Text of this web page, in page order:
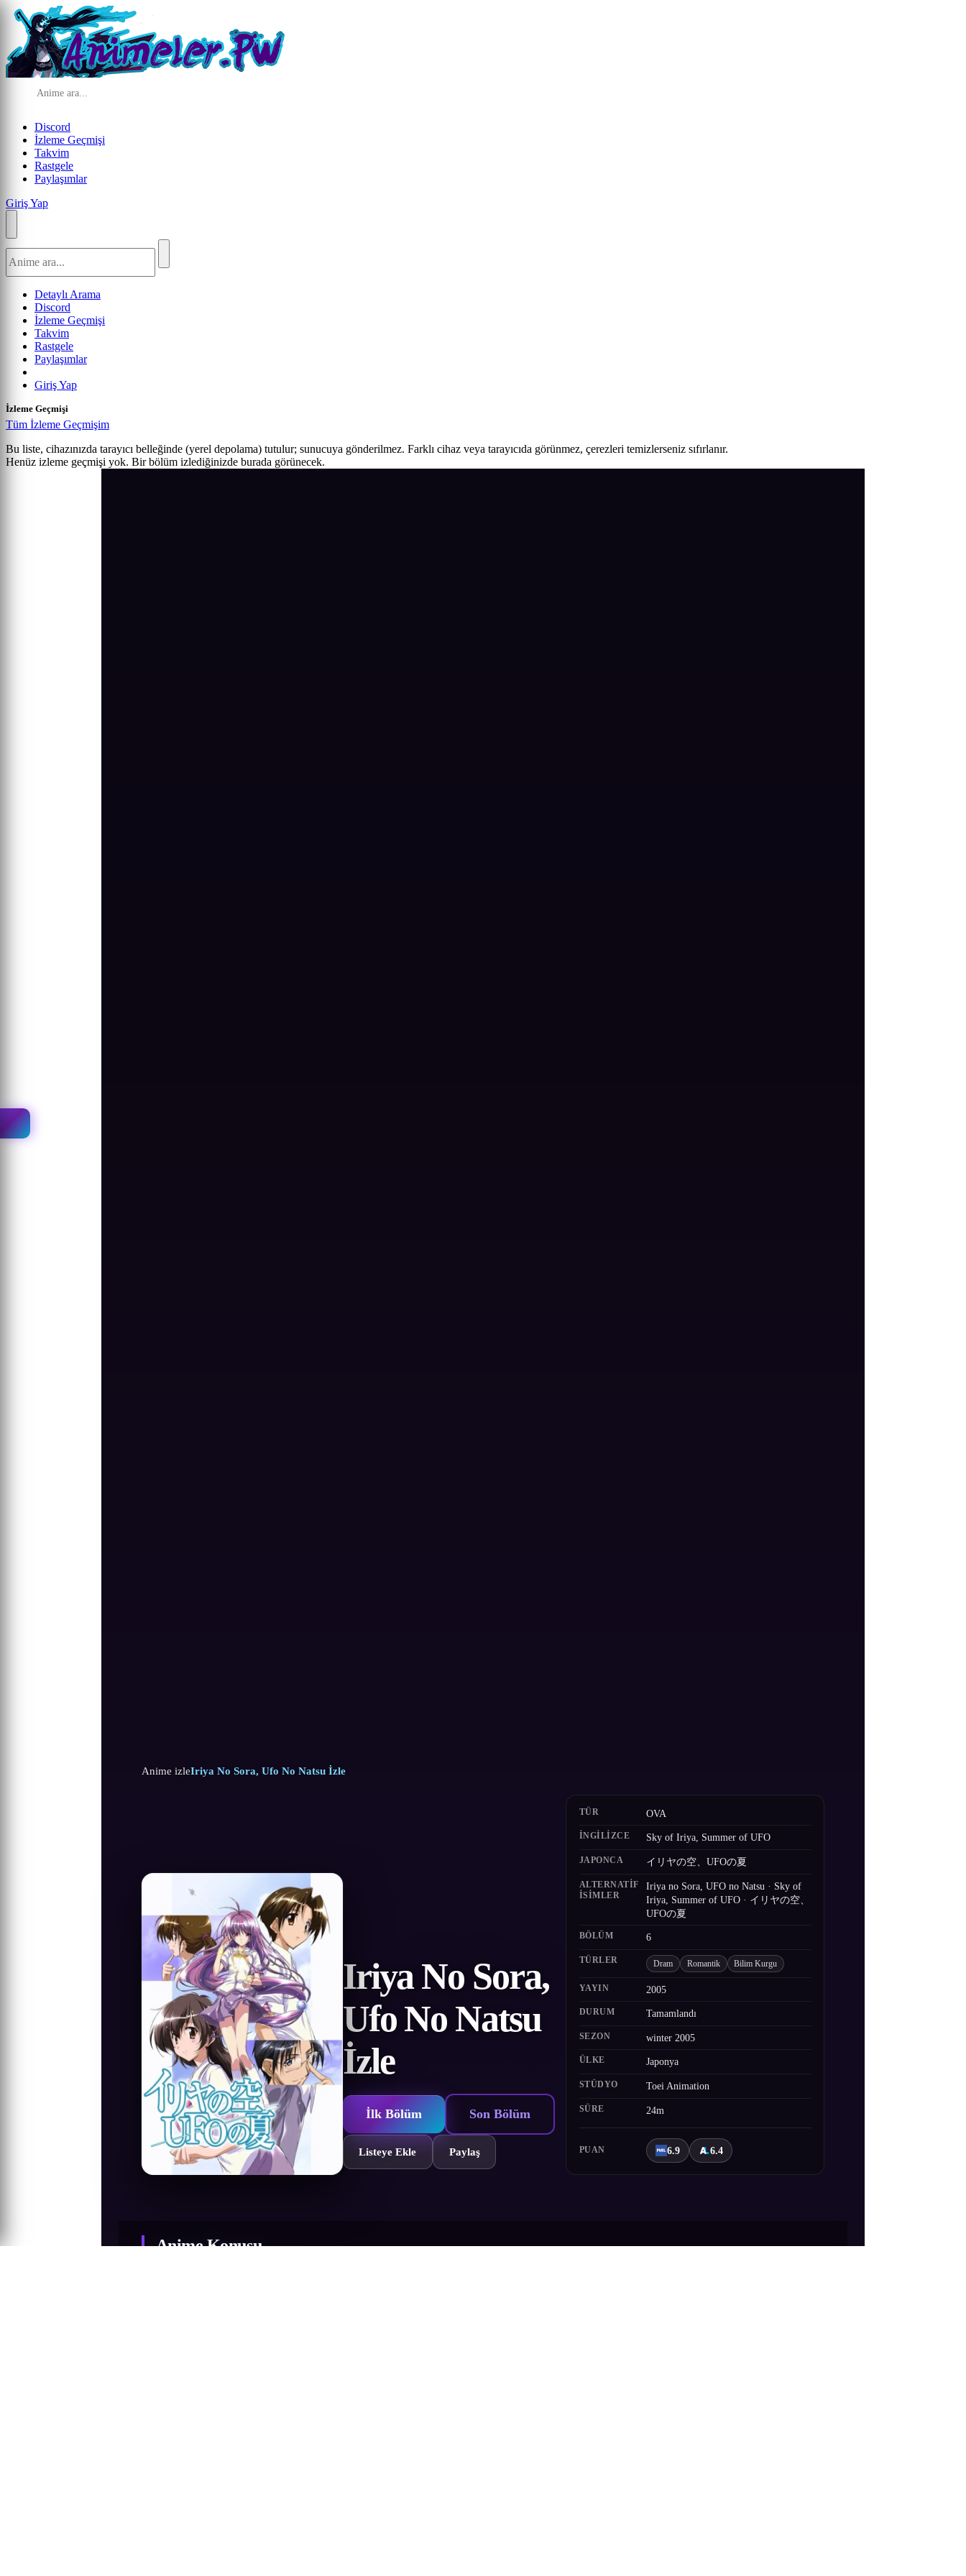
Discord
İzleme Geçmişi
Takvim
Rastgele
Paylaşımlar
Giriş Yap
Detaylı Arama
Discord
İzleme Geçmişi
Takvim
Rastgele
Paylaşımlar
Giriş Yap
İzleme Geçmişi
Tüm İzleme Geçmişim
Bu liste, cihazınızda tarayıcı belleğinde (yerel depolama) tutulur; sunucuya gönderilmez. Farklı cihaz veya tarayıcıda görünmez, çerezleri temizlerseniz sıfırlanır.
Henüz izleme geçmişi yok. Bir bölüm izlediğinizde burada görünecek.
Anime izleIriya No Sora, Ufo No Natsu İzle
Iriya No Sora,
Ufo No Natsu
İzle
İlk Bölüm Son Bölüm
Listeye Ekle Paylaş
TÜR OVA
İNGILIZCE Sky of Iriya, Summer of UFO
JAPONCA イリヤの空、UFOの夏
ALTERNATIF
ISIMLER
Iriya no Sora, UFO no Natsu · Sky of
Iriya, Summer of UFO · イリヤの空、
UFOの夏
BÖLÜM 6
TÜRLER Dram Romantik Bilim Kurgu
YAYIN 2005
DURUM Tamamlandı
SEZON winter 2005
ÜLKE Japonya
STÜDYO Toei Animation
SÜRE 24m
PUAN 6.9 6.4
Anime Konusu